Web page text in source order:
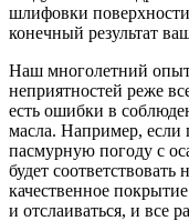
шлифовки
конечный результат
Наш многолетний опыт
неприятностей реже
есть ошибки в
масла. Например, если
пасмурную погоду с
будет
качественное
и отслаиваться, и все